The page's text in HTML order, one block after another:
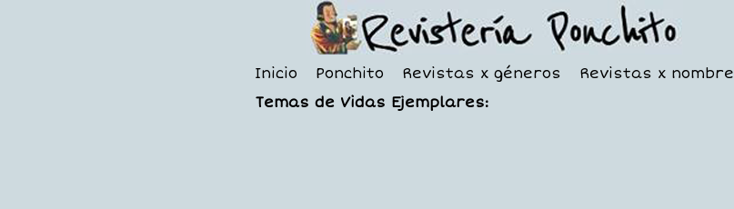
Inicio Ponchito Revistas x géneros
Revistas x nombre
Temas de Vidas Ejemplares: